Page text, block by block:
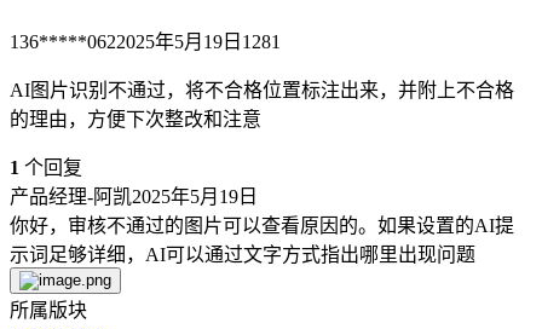
136*****0622025年5月19日 1281
AI图片识别不通过，将不合格位置标注出来，并附上不合格
的理由，方便下次整改和注意
1 个回复
产品经理-阿凯2025年5月19日
你好，审核不通过的图片可以查看原因的。如果设置的AI提
示词足够详细，AI可以通过文字方式指出哪里出现问题
所属版块